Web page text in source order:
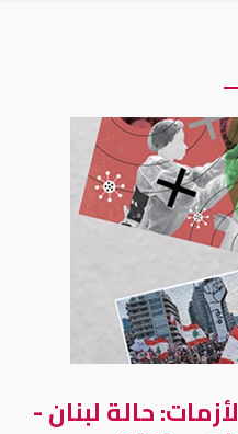
حالة لبنان -